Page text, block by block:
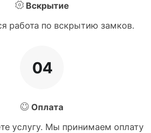
Вскрытие
работа по вскрытию замков.
04
Оплата
услугу. Мы принимаем оплату